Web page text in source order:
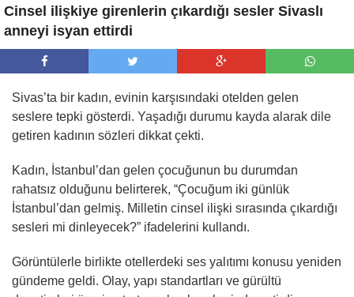
Cinsel ilişkiye girenlerin çıkardığı sesler Sivaslı
anneyi isyan ettirdi
Sivas’ta bir kadın, evinin karşısındaki otelden gelen
seslere tepki gösterdi. Yaşadığı durumu kayda alarak dile
getiren kadının sözleri dikkat çekti.
Kadın, İstanbul’dan gelen çocuğunun bu durumdan
rahatsız olduğunu belirterek, “Çocuğum iki günlük
İstanbul’dan gelmiş. Milletin cinsel ilişki sırasında çıkardığı
sesleri mi dinleyecek?” ifadelerini kullandı.
Görüntülerle birlikte otellerdeki ses yalıtımı konusu yeniden
gündeme geldi. Olay, yapı standartları ve gürültü